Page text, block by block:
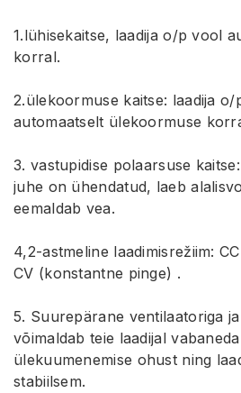
1.lühisekaitse, laadija o/p vool
korral.
2.ülekoormuse kaitse: laadija
automaatselt ülekoormuse
3. vastupidise polaarsuse
juhe on ühendatud, laeb
eemaldab vea.
4,2-astmeline laadimisrežiim:
CV (konstantne pinge) .
5. Suurepärane ventilaatoriga
võimaldab teie laadijal
ülekuumenemise ohust ning
stabiilsem.